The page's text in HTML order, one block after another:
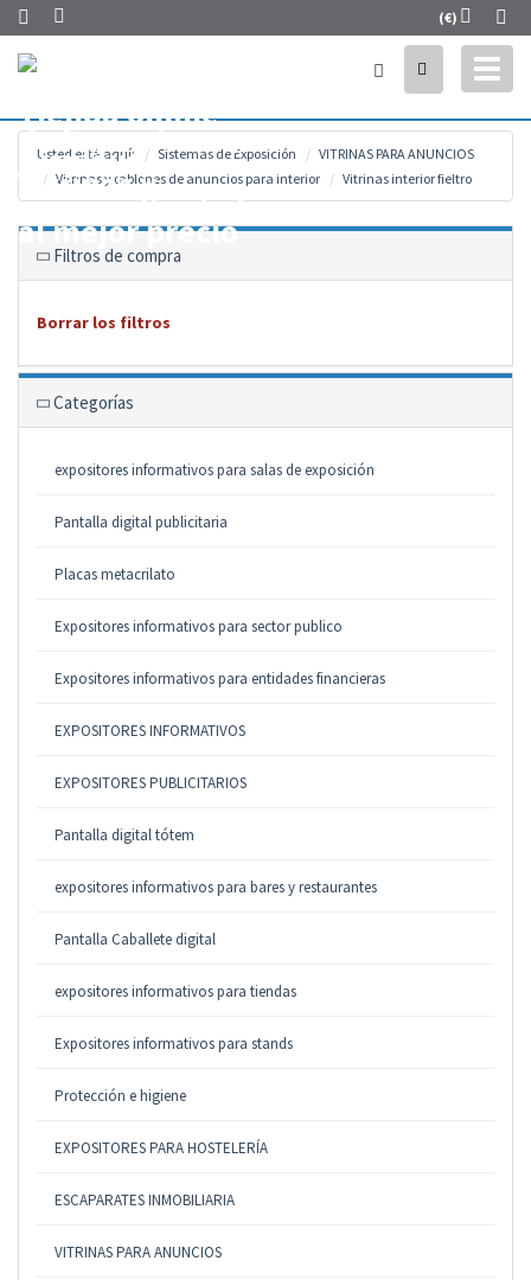
(€)
Usted está aquí: Sistemas de Exposición
VITRINAS PARA ANUNCIOS
Vitrinas y tablones de anuncios para interior
Vitrinas interior fieltro
Filtros de compra
Borrar los filtros
Categorías
expositores informativos para salas de exposición
Pantalla digital publicitaria
Placas metacrilato
Expositores informativos para sector publico
Expositores informativos para entidades financieras
EXPOSITORES INFORMATIVOS
EXPOSITORES PUBLICITARIOS
Pantalla digital tótem
expositores informativos para bares y restaurantes
Pantalla Caballete digital
expositores informativos para tiendas
Expositores informativos para stands
Protección e higiene
EXPOSITORES PARA HOSTELERÍA
ESCAPARATES INMOBILIARIA
VITRINAS PARA ANUNCIOS